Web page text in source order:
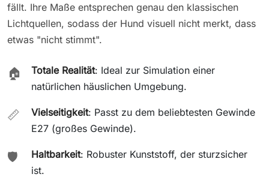
fällt. Ihre Maße entsprechen genau den klassischen
Lichtquellen, sodass der Hund visuell nicht merkt, dass
etwas "nicht stimmt".
🏠 Totale Realität: Ideal zur Simulation einer
natürlichen häuslichen Umgebung.
📏 Vielseitigkeit: Passt zu dem beliebtesten Gewinde
E27 (großes Gewinde).
🛡️ Haltbarkeit: Robuster Kunststoff, der sturzsicher
ist.